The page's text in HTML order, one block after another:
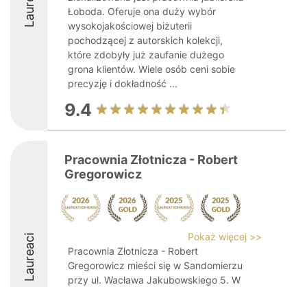
Łoboda. Oferuje ona duży wybór
wysokojakościowej biżuterii
pochodzącej z autorskich kolekcji,
które zdobyły już zaufanie dużego
grona klientów. Wiele osób ceni sobie
precyzję i dokładność ...
9.4
Laureaci
Pracownia Złotnicza - Robert
Gregorowicz
Pokaż więcej >>
Pracownia Złotnicza - Robert
Gregorowicz mieści się w Sandomierzu
przy ul. Wacława Jakubowskiego 5. W